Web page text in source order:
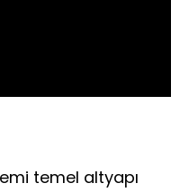
temel altyapı